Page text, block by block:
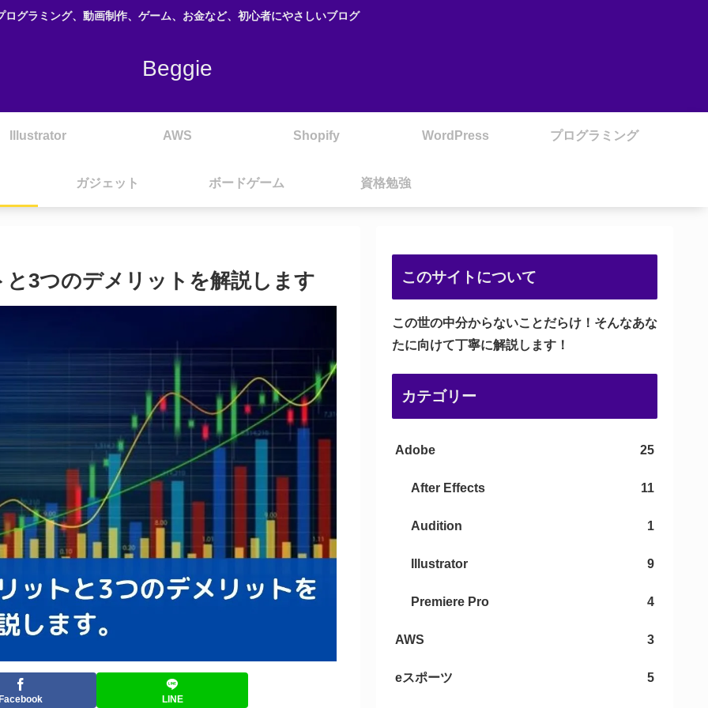
ログラミング、動画制作、ゲーム、お金など、初心者にやさしいブログ
Beggie
Illustrator AWS Shopify WordPress プログラミング
ガジェット ボードゲーム 資格勉強
3つのデメリットを解説します
LINE
このサイトについて
この世の中分からないことだらけ！そんなあな
たに向けて丁寧に解説します！
カテゴリー
Adobe 25
After Effects 11
Audition 1
Illustrator 9
Premiere Pro 4
AWS 3
eスポーツ 5